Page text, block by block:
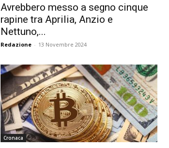
Avrebbero messo a segno cinque
rapine tra Aprilia, Anzio e
Nettuno,...
Redazione - 13 Novembre 2024
Cronaca